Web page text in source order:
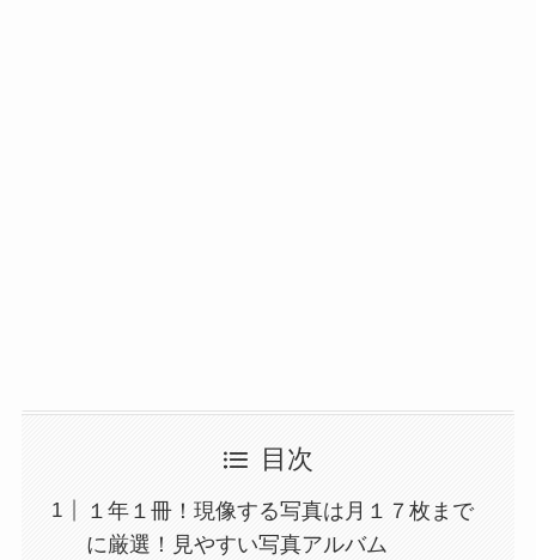
目次
１年１冊！現像する写真は月１７枚まで
に厳選！見やすい写真アルバム